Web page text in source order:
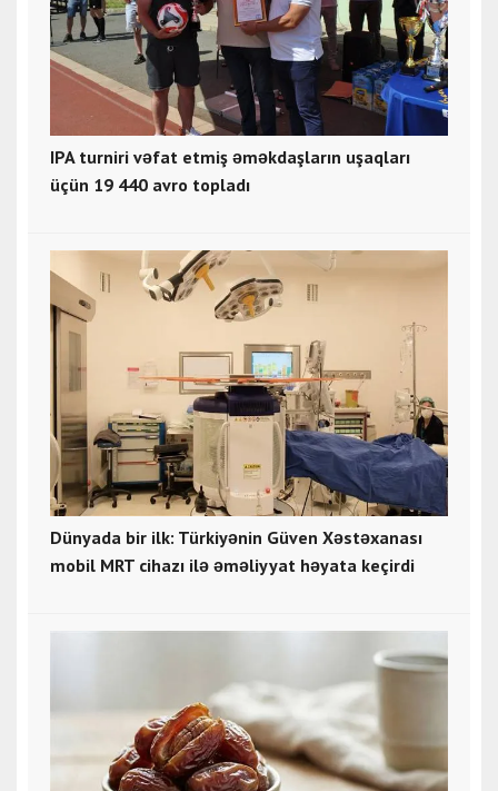
IPA turniri vəfat etmiş əməkdaşların uşaqları
üçün 19 440 avro topladı
Dünyada bir ilk: Türkiyənin Güven Xəstəxanası
mobil MRT cihazı ilə əməliyyat həyata keçirdi